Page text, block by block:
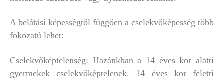
A belátási képességtől függően a cselekvőképesség több
fokozatú lehet:
Cselekvőképtelenség: Hazánkban a 14 éves kor alatti
gyermekek cselekvőképtelenek. 14 éves kor feletti